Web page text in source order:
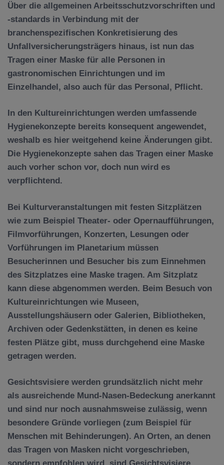
Über die allgemeinen Arbeitsschutzvorschriften und
-standards in Verbindung mit der
branchenspezifischen Konkretisierung des
Unfallversicherungsträgers hinaus, ist nun das
Tragen einer Maske für alle Personen in
gastronomischen Einrichtungen und im
Einzelhandel, also auch für das Personal, Pflicht.
In den Kultureinrichtungen werden umfassende
Hygienekonzepte bereits konsequent angewendet,
weshalb es hier weitgehend keine Änderungen gibt.
Die Hygienekonzepte sahen das Tragen einer Maske
auch vorher schon vor, doch nun wird es
verpflichtend.
Bei Kulturveranstaltungen mit festen Sitzplätzen
wie zum Beispiel Theater- oder Opernaufführungen,
Filmvorführungen, Konzerten, Lesungen oder
Vorführungen im Planetarium müssen
Besucherinnen und Besucher bis zum Einnehmen
des Sitzplatzes eine Maske tragen. Am Sitzplatz
kann diese abgenommen werden. Beim Besuch von
Kultureinrichtungen wie Museen,
Ausstellungshäusern oder Galerien, Bibliotheken,
Archiven oder Gedenkstätten, in denen es keine
festen Plätze gibt, muss durchgehend eine Maske
getragen werden.
Gesichtsvisiere werden grundsätzlich nicht mehr
als ausreichende Mund-Nasen-Bedeckung anerkannt
und sind nur noch ausnahmsweise zulässig, wenn
besondere Gründe vorliegen (zum Beispiel für
Menschen mit Behinderungen). An Orten, an denen
das Tragen von Masken nicht vorgeschrieben,